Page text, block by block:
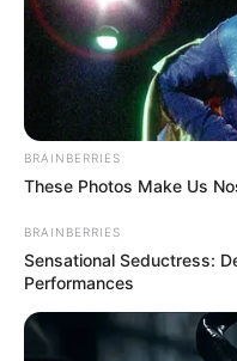
BRAINBERRIES
These Photos Make Us
BRAINBERRIES
Sensational Seductress:
Performances